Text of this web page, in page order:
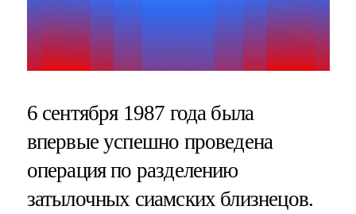
6 сентября 1987 года была
впервые успешно проведена
операция по разделению
затылочных сиамских близнецов.